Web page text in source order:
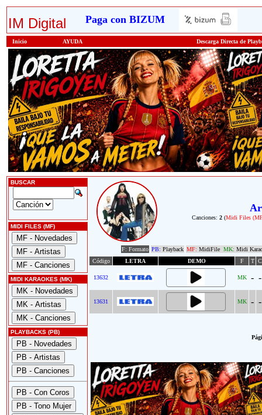
IM Digital Paga con BIZUM
Inicio AYUDA Descarga Directa de
BUSCAR
MIDI FILES (MF)
MIDI KARAOKES (MK)
PLAYBACKS (PB)
Canciones: 2 (Midi Files
F: Formato PB: Playback MF: MidiFile MK: Midi
Código
LETRA DEMO F T C
13632 MK - -
13631 MK - -